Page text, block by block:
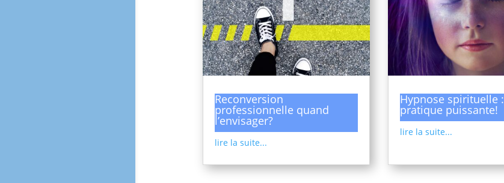
Reconversion
professionnelle quand
l’envisager?
lire la suite...
Hypnose spirituelle :
pratique puissante!
lire la suite...